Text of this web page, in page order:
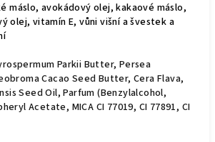
máslo, avokádový olej, kakaové máslo,
olej, vitamín E, vůni višní a švestek a
Parkii Butter, Persea
Cacao Seed Butter, Cera Flava,
Seed Oil, Parfum (Benzylalcohol,
Acetate, MICA CI 77019, CI 77891, CI